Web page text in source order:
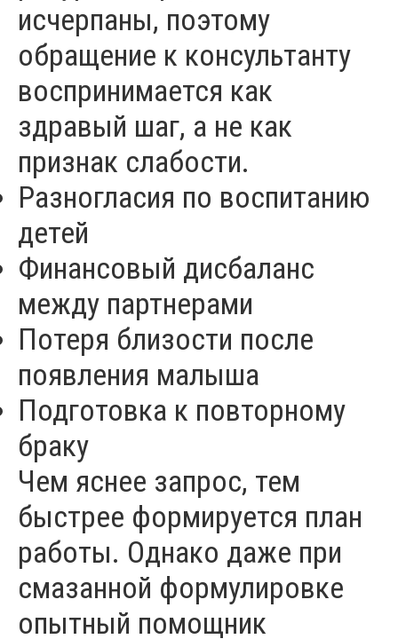
исчерпаны, поэтому
обращение к консультанту
воспринимается как
здравый шаг, а не как
признак слабости.
Разногласия по воспитанию
детей
Финансовый дисбаланс
между партнерами
Потеря близости после
появления малыша
Подготовка к повторному
браку
Чем яснее запрос, тем
быстрее формируется план
работы. Однако даже при
смазанной формулировке
опытный помощник